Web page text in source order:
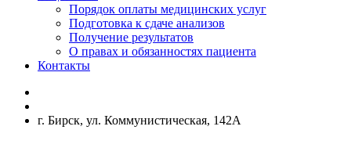
Порядок оплаты медицинских услуг
Подготовка к сдаче анализов
Получение результатов
О правах и обязанностях пациента
Контакты
г. Бирск, ул. Коммунистическая, 142А